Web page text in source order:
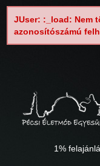
JUser: :_load: Nem
azonosítószámú
1%